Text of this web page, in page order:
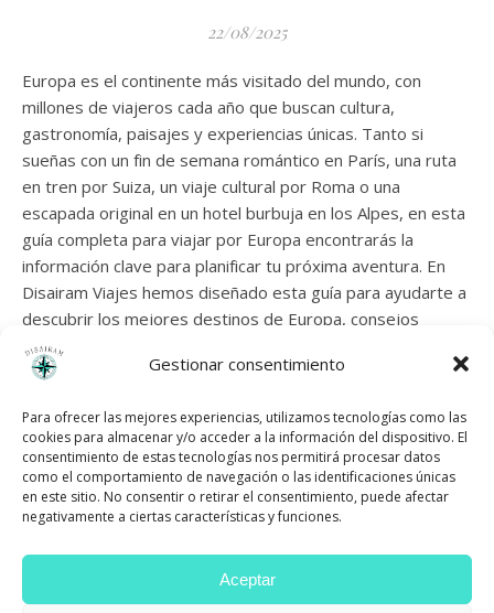
Gestionar consentimiento
Para ofrecer las mejores experiencias, utilizamos tecnologías como las
cookies para almacenar y/o acceder a la información del dispositivo. El
consentimiento de estas tecnologías nos permitirá procesar datos
como el comportamiento de navegación o las identificaciones únicas
en este sitio. No consentir o retirar el consentimiento, puede afectar
negativamente a ciertas características y funciones.
Aceptar
22/08/2025
Europa es el continente más visitado del mundo, con
millones de viajeros cada año que buscan cultura,
gastronomía, paisajes y experiencias únicas. Tanto si
sueñas con un fin de semana romántico en París, una ruta
en tren por Suiza, un viaje cultural por Roma o una
escapada original en un hotel burbuja en los Alpes, en esta
guía completa para viajar por Europa encontrarás la
información clave para planificar tu próxima aventura. En
Disairam Viajes hemos diseñado esta guía para ayudarte a
descubrir los mejores destinos de Europa, consejos
prácticos, rutas recomendadas y experiencias originales.
Además, encontrarás enlaces a nuestras categorías más
viajar con…
LEER MÁS